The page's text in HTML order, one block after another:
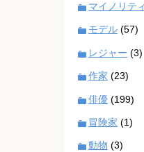
マイノリティ
モデル (57)
レジャー (3)
作家 (23)
俳優 (199)
冒険家 (1)
動物 (3)